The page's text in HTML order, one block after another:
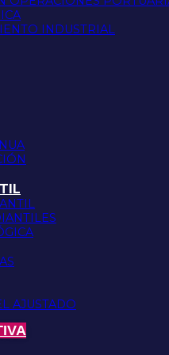
INDUSTRIAL
AJUSTADO